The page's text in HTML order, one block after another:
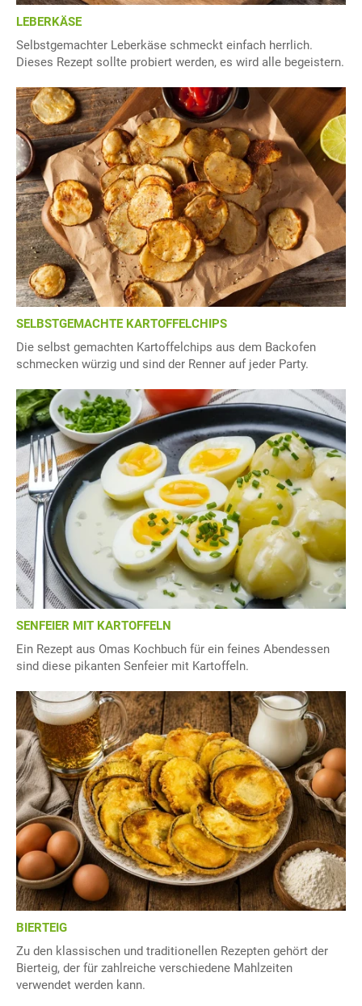
LEBERKÄSE
Selbstgemachter Leberkäse schmeckt einfach herrlich.
Dieses Rezept sollte probiert werden, es wird alle begeistern.
SELBSTGEMACHTE KARTOFFELCHIPS
Die selbst gemachten Kartoffelchips aus dem Backofen
schmecken würzig und sind der Renner auf jeder Party.
SENFEIER MIT KARTOFFELN
Ein Rezept aus Omas Kochbuch für ein feines Abendessen
sind diese pikanten Senfeier mit Kartoffeln.
BIERTEIG
Zu den klassischen und traditionellen Rezepten gehört der
Bierteig, der für zahlreiche verschiedene Mahlzeiten
verwendet werden kann.